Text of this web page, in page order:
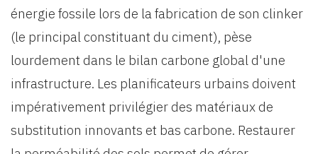
énergie fossile lors de la fabrication de son clinker
(le principal constituant du ciment), pèse
lourdement dans le bilan carbone global d'une
infrastructure. Les planificateurs urbains doivent
impérativement privilégier des matériaux de
substitution innovants et bas carbone. Restaurer